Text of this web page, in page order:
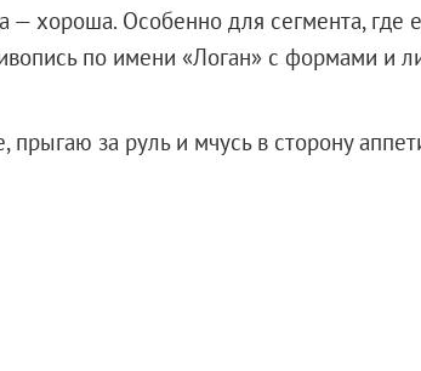
— хороша. Особенно для сегмента, где
по имени «Логан» с формами и
прыгаю за руль и мчусь в сторону